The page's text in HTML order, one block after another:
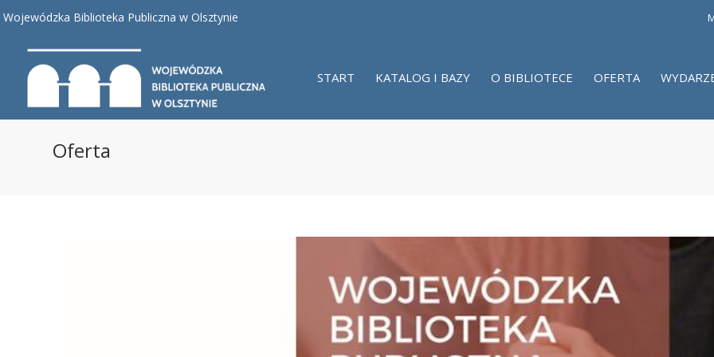
Wojewódzka Biblioteka Publiczna w Olsztynie
START KATALOG I BAZY O BIBLIOTECE OFERTA
Oferta